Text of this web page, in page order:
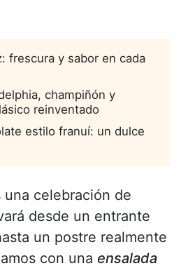
frescura y sabor en cada
champiñón y
reinventado
estilo franuí: un dulce
celebración de
desde un entrante
un postre realmente
con una ensalada